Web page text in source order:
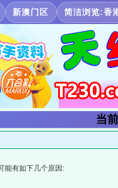
新澳门区 简洁浏览:香
当
能有如下几个原因: